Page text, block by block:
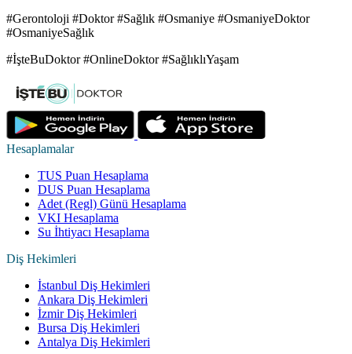
#Gerontoloji #Doktor #Sağlık #Osmaniye #OsmaniyeDoktor
#OsmaniyeSağlık
#İşteBuDoktor #OnlineDoktor #SağlıklıYaşam
Hesaplamalar
TUS Puan Hesaplama
DUS Puan Hesaplama
Adet (Regl) Günü Hesaplama
VKI Hesaplama
Su İhtiyacı Hesaplama
Diş Hekimleri
İstanbul Diş Hekimleri
Ankara Diş Hekimleri
İzmir Diş Hekimleri
Bursa Diş Hekimleri
Antalya Diş Hekimleri